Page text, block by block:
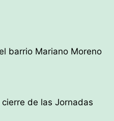
barrio Mariano Moreno
de las Jornadas